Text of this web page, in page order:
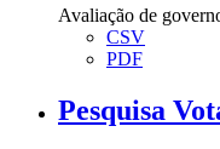
Avaliação de
CSV
PDF
Pesquisa